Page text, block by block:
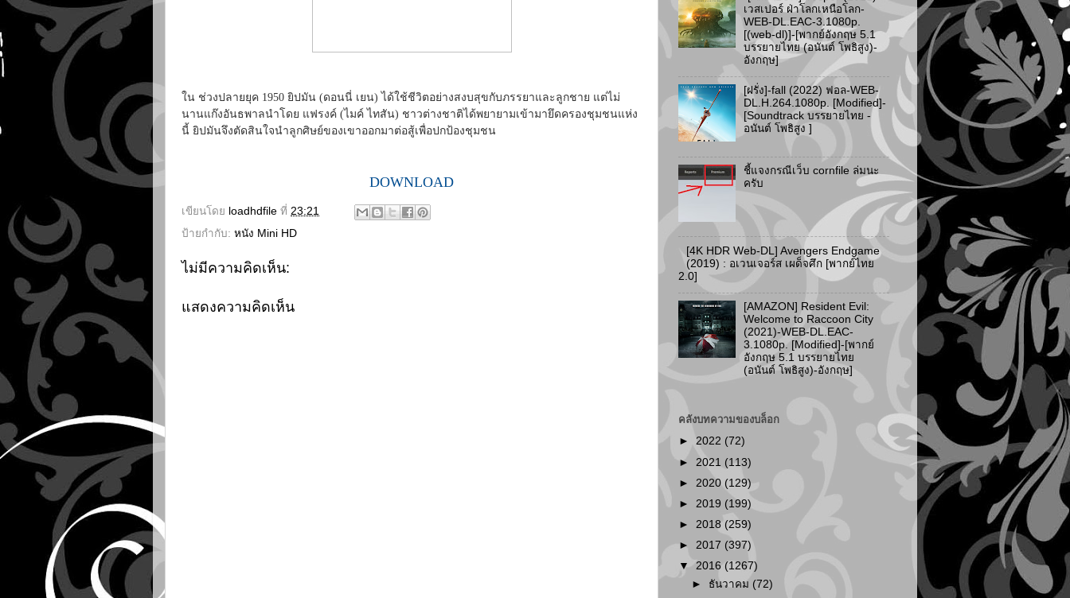
ใน ช่วงปลายยุค 1950 ยิปมัน (ดอนนี่ เยน) ได้ใช้ชีวิตอย่างสงบสุขกับภรรยาและลูกชาย แต่ไม่
นานแก๊งอันธพาลนำโดย แฟรงค์ (ไมค์ ไทสัน) ชาวต่างชาติได้พยายามเข้ามายึดครองชุมชนแห่ง
นี้ ยิปมันจึงตัดสินใจนำลูกศิษย์ของเขาออกมาต่อสู้เพื่อปกป้องชุมชน
DOWNLOAD
เขียนโดย loadhdfile ที่ 23:21
ป้ายกำกับ: หนัง Mini HD
ไม่มีความคิดเห็น:
แสดงความคิดเห็น
เวสเปอร์ ฝ่าโลกเหนือโลก-
WEB-DL.EAC-3.1080p.
[(web-dl)]-[พากย์อังกฤษ 5.1
บรรยายไทย (อนันต์ โพธิสูง)-
อังกฤษ]
[ฝรั่ง]-fall (2022) ฟอล-WEB-
DL.H.264.1080p. [Modified]-
[Soundtrack บรรยายไทย -
อนันต์ โพธิสูง ]
ชี้แจงกรณีเว็บ cornfile ล่มนะ
ครับ
[4K HDR Web-DL] Avengers Endgame
(2019) : อเวนเจอร์ส เผด็จศึก [พากย์ไทย
2.0]
[AMAZON] Resident Evil:
Welcome to Raccoon City
(2021)-WEB-DL.EAC-
3.1080p. [Modified]-[พากย์
อังกฤษ 5.1 บรรยายไทย
(อนันต์ โพธิสูง)-อังกฤษ]
คลังบทความของบล็อก
► 2022 (72)
► 2021 (113)
► 2020 (129)
► 2019 (199)
► 2018 (259)
► 2017 (397)
▼ 2016 (1267)
► ธันวาคม (72)